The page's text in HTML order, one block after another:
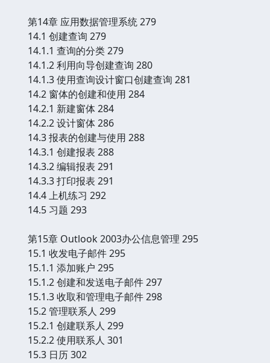
第14章 应用数据管理系统 279
14.1 创建查询 279
14.1.1 查询的分类 279
14.1.2 利用向导创建查询 280
14.1.3 使用查询设计窗口创建查询 281
14.2 窗体的创建和使用 284
14.2.1 新建窗体 284
14.2.2 设计窗体 286
14.3 报表的创建与使用 288
14.3.1 创建报表 288
14.3.2 编辑报表 291
14.3.3 打印报表 291
14.4 上机练习 292
14.5 习题 293
第15章 Outlook 2003办公信息管理 295
15.1 收发电子邮件 295
15.1.1 添加账户 295
15.1.2 创建和发送电子邮件 297
15.1.3 收取和管理电子邮件 298
15.2 管理联系人 299
15.2.1 创建联系人 299
15.2.2 使用联系人 301
15.3 日历 302